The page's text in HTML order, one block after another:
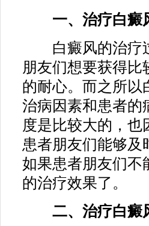
一、治疗白癜风
白癜风的治疗过
朋友们想要获得
的耐心。而之所以
治病因素和患者的
度是比较大的，
患者朋友们能够及
如果患者朋友们不
的治疗效果了。
二、治疗白癜风